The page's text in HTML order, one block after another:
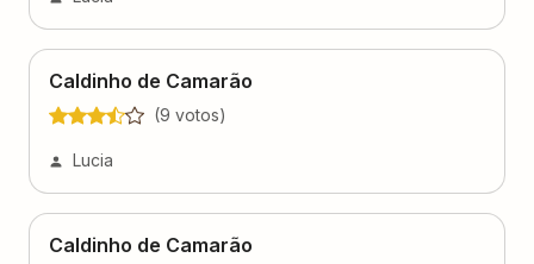
Caldinho de Camarão
(9 votos)
Lucia
Caldinho de Camarão